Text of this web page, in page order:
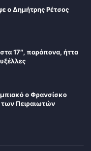
ο Δημήτρης Ρέτσος
17″, παράπονα, ήττα
ο Φρανσίσκο
Πειραιωτών